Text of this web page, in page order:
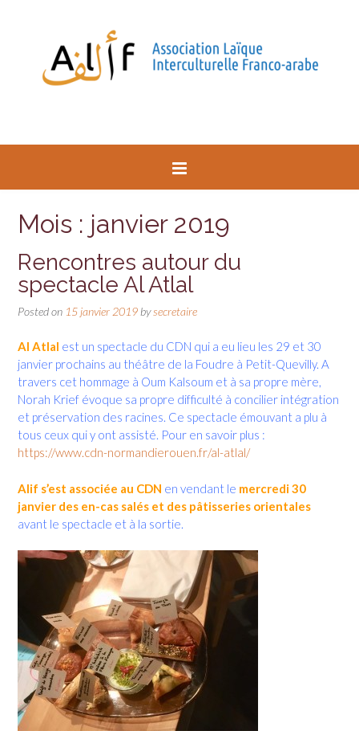
Mois : janvier 2019
Rencontres autour du
spectacle Al Atlal
Posted on 15 janvier 2019 bysecretaire
Al Atlal est un spectacle du CDN qui a eu lieu les 29 et 30
janvier prochains au théâtre de la Foudre à Petit-Quevilly. A
travers cet hommage à Oum Kalsoum et à sa propre mère,
Norah Krief évoque sa propre difficulté à concilier intégration
et préservation des racines. Ce spectacle émouvant a plu à
tous ceux qui y ont assisté. Pour en savoir plus :
https://www.cdn-normandierouen.fr/al-atlal/
Alif s’est associée au CDN en vendant le mercredi 30
janvier des en-cas salés et des pâtisseries orientales
avant le spectacle et à la sortie.